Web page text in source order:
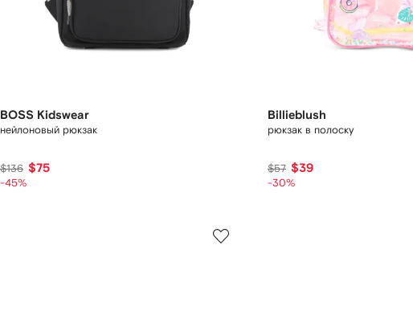
BOSS Kidswear
нейлоновый рюкзак
$136 $75
-45%
Billieblush
рюкзак в полоску
$57 $39
-30%